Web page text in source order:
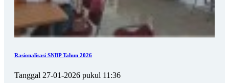
Rasionalisasi SNBP Tahun 2026
Tanggal 27-01-2026 pukul 11:36